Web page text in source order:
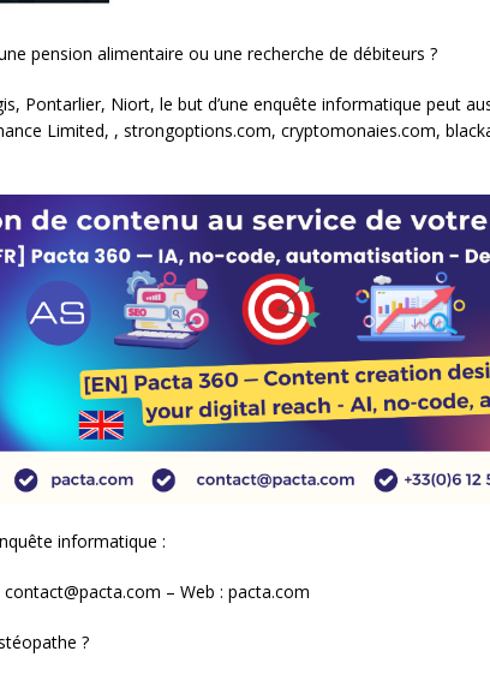
pension alimentaire ou une recherche de débiteurs ?
Pontarlier, Niort, le but d’une enquête informatique peut
Limited, , strongoptions.com, cryptomonaies.com,
informatique :
– Web : pacta.com
?